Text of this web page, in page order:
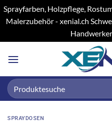
Sprayfarben, Holzpflege,
Malerzubehör - xenial.ch
Handwerker
Inhalt
Suchen
nach:
SPRAYDOSEN